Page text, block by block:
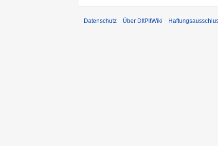
Datenschutz Über DltPltWiki